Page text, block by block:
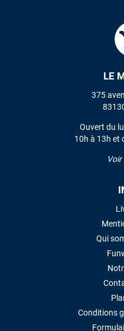
LE
375
Ouvert du
10h à 13h et
Voir
Qui
Conditions
L'envoi a été rapide. La
VOIR